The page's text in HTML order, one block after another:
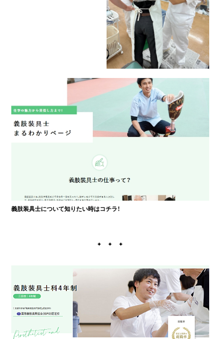
義肢装具士について知りたい時はコチラ！
✦ ✦ ✦